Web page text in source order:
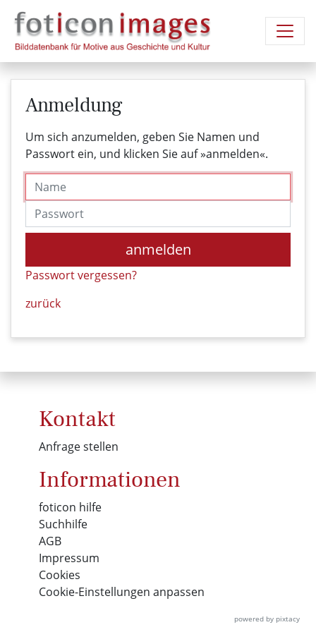
Anmeldung
Um sich anzumelden, geben Sie Namen und
Passwort ein, und klicken Sie auf »anmelden«.
Name
Passwort
anmelden
Passwort vergessen?
zurück
Kontakt
Anfrage stellen
Informationen
foticon hilfe
Suchhilfe
AGB
Impressum
Cookies
Cookie-Einstellungen anpassen
powered by pixtacy